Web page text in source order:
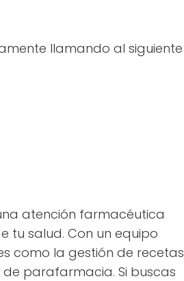
llamando al siguiente
atención farmacéutica
tu salud. Con un equipo
como la gestión de recetas
parafarmacia. Si buscas